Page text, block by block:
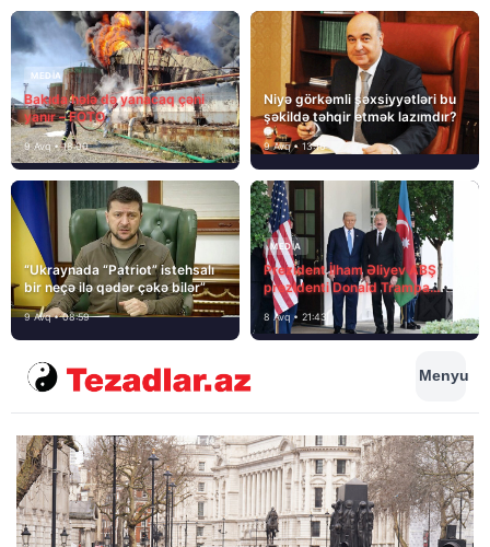
MEDİA
Bakıda hələ də yanacaq çəni
yanır – FOTO
9 Avq • 18:00
Niyə görkəmli şəxsiyyətləri bu
şəkildə təhqir etmək lazımdır?
9 Avq • 13:16
“Ukraynada “Patriot” istehsalı
bir neçə ilə qədər çəkə bilər”
9 Avq • 08:59
MEDİA
Prezident İlham Əliyev ABŞ
prezidenti Donald Trampa
məktubunda yazıb ki…
8 Avq • 21:43
Menyu